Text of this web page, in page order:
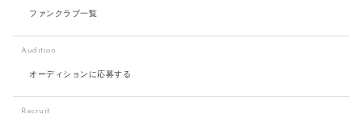
ファンクラブ一覧
Audition
オーディションに応募する
Recruit